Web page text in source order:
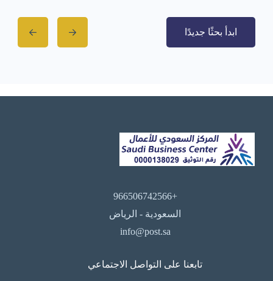
ابدأ بحثًا جديدًا
+966506742566
السعودية - الرياض
info@post.sa
تابعنا على التواصل الاجتماعي